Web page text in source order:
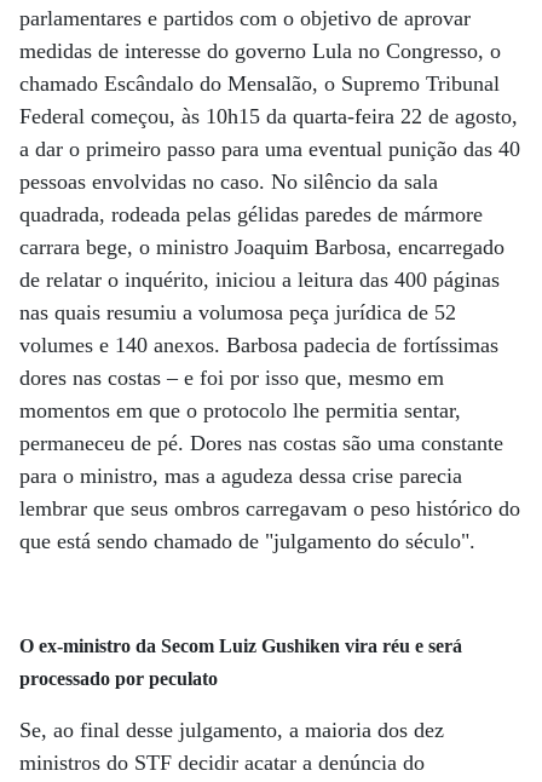
parlamentares e partidos com o objetivo de aprovar
medidas de interesse do governo Lula no Congresso, o
chamado Escândalo do Mensalão, o Supremo Tribunal
Federal começou, às 10h15 da quarta-feira 22 de agosto,
a dar o primeiro passo para uma eventual punição das 40
pessoas envolvidas no caso. No silêncio da sala
quadrada, rodeada pelas gélidas paredes de mármore
carrara bege, o ministro Joaquim Barbosa, encarregado
de relatar o inquérito, iniciou a leitura das 400 páginas
nas quais resumiu a volumosa peça jurídica de 52
volumes e 140 anexos. Barbosa padecia de fortíssimas
dores nas costas – e foi por isso que, mesmo em
momentos em que o protocolo lhe permitia sentar,
permaneceu de pé. Dores nas costas são uma constante
para o ministro, mas a agudeza dessa crise parecia
lembrar que seus ombros carregavam o peso histórico do
que está sendo chamado de "julgamento do século".
O ex-ministro da Secom Luiz Gushiken vira réu e será
processado por peculato
Se, ao final desse julgamento, a maioria dos dez
ministros do STF decidir acatar a denúncia do